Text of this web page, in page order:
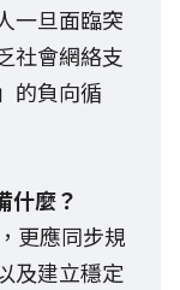
一旦面臨突
社會網絡支
的負向循
什麼？
更應同步規
及建立穩定